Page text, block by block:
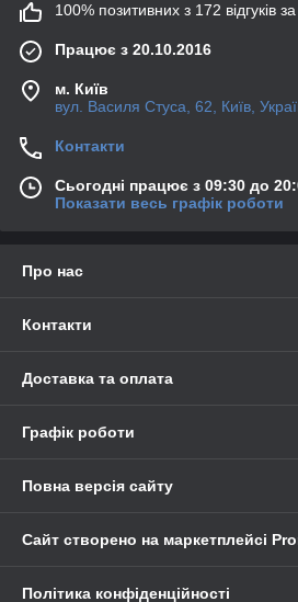
100% позитивних з 172 відгуків за
Працює з 20.10.2016
м. Київ
вул. Василя Стуса, 62, Київ,
Контакти
Сьогодні працює з 09:30 до
Показати весь графік роботи
Про нас
Контакти
Доставка та оплата
Графік роботи
Повна версія сайту
Сайт створено на маркетплейсі
Політика конфіденційності